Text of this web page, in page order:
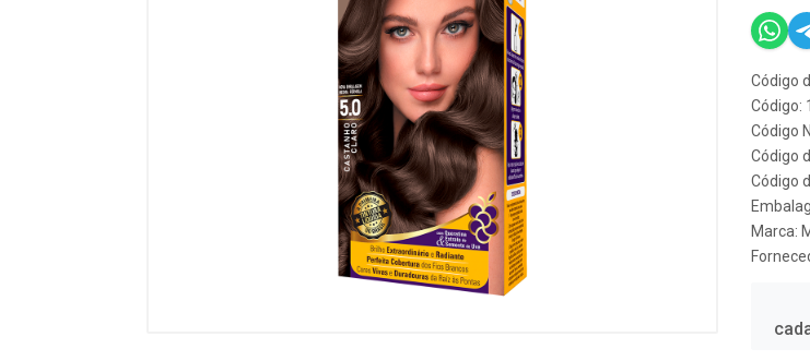
Código
Código:
Código
Código
Código
Marca: